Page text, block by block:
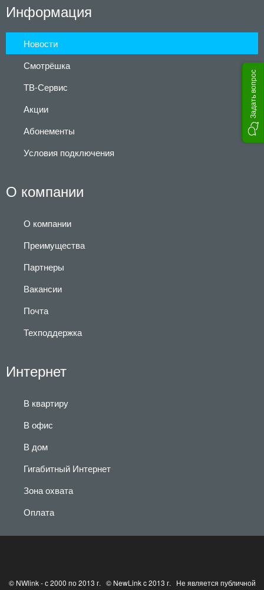
Информация
Новости
Смотрёшка
ТВ-Сервис
Акции
Абонементы
Условия подключения
О компании
О компании
Преимущества
Партнеры
Вакансии
Почта
Техподдержка
Интернет
В квартиру
В офис
В дом
Гигабитный Интернет
Зона охвата
Оплата
© NWlink - с 2000 по 2013 г. © NewLink c 2013 г. Не является публичной
Задать вопрос